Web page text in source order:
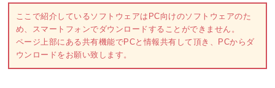
ここで紹介しているソフトウェアはPC向けのソフトウェアのた
め、スマートフォンでダウンロードすることができません。
ページ上部にある共有機能でPCと情報共有して頂き、PCからダ
ウンロードをお願い致します。